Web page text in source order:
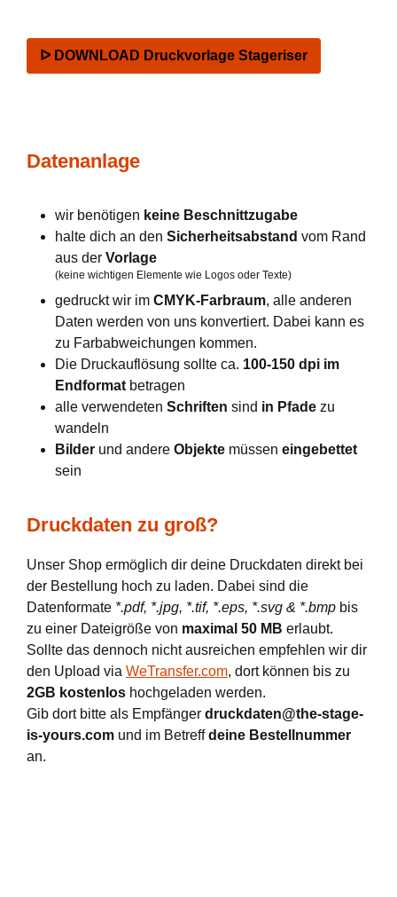
ᐅ DOWNLOAD Druckvorlage Stageriser
Datenanlage
wir benötigen keine Beschnittzugabe
halte dich an den Sicherheitsabstand vom Rand
aus der Vorlage
(keine wichtigen Elemente wie Logos oder Texte)
gedruckt wir im CMYK-Farbraum, alle anderen
Daten werden von uns konvertiert. Dabei kann es
zu Farbabweichungen kommen.
Die Druckauflösung sollte ca. 100-150 dpi im
Endformat betragen
alle verwendeten Schriften sind in Pfade zu
wandeln
Bilder und andere Objekte müssen eingebettet
sein
Druckdaten zu groß?
Unser Shop ermöglich dir deine Druckdaten direkt bei
der Bestellung hoch zu laden. Dabei sind die
Datenformate *.pdf, *.jpg, *.tif, *.eps, *.svg & *.bmp bis
zu einer Dateigröße von maximal 50 MB erlaubt.
Sollte das dennoch nicht ausreichen empfehlen wir dir
den Upload via WeTransfer.com, dort können bis zu
2GB kostenlos hochgeladen werden.
Gib dort bitte als Empfänger druckdaten@the-stage-
is-yours.com und im Betreffdeine Bestellnummer
an.